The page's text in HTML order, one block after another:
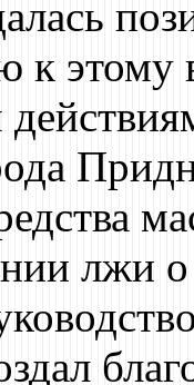
к этому
лжи